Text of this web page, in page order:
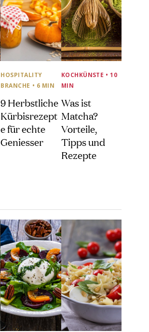
HOSPITALITY
BRANCHE • 6 MIN
9 Herbstliche
Kürbisrezept
e für echte
Geniesser
KOCHKÜNSTE • 10
MIN
Was ist
Matcha?
Vorteile,
Tipps und
Rezepte